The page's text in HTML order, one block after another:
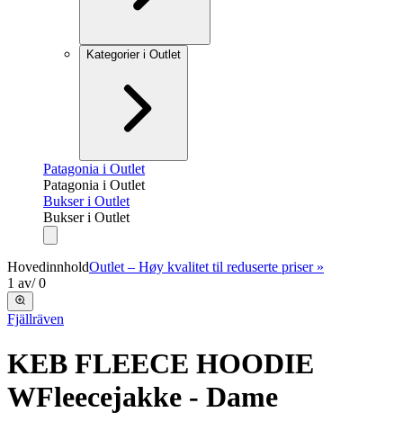
Kategorier i Outlet
Patagonia i Outlet
Patagonia i Outlet
Bukser i Outlet
Bukser i Outlet
HovedinnholdOutlet – Høy kvalitet til reduserte priser »
1 av/ 0
Fjällräven
KEB FLEECE HOODIE
WFleecejakke - Dame